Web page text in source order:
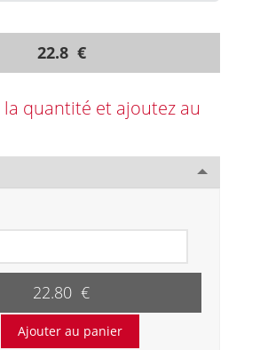
22.8 €
la quantité et ajoutez au
22.80 €